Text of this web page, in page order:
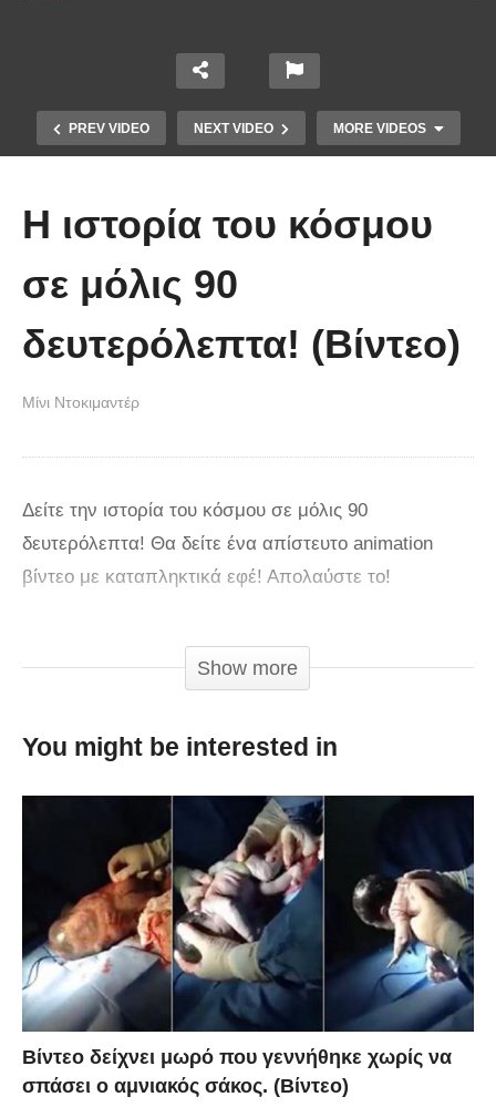
PREV VIDEO NEXT VIDEO MORE VIDEOS
Άκολη: Η ελληνική παραλία με τα
βάθος
Η ιστορία του κόσμου
σε μόλις 90
δευτερόλεπτα! (Βίντεο)
Μίνι Ντοκιμαντέρ
Δείτε την ιστορία του κόσμου σε μόλις 90
δευτερόλεπτα! Θα δείτε ένα απίστευτο animation
βίντεο με καταπληκτικά εφέ! Απολαύστε το!
Show more
You might be interested in
Βίντεο δείχνει μωρό που γεννήθηκε χωρίς να
σπάσει ο αμνιακός σάκος. (Βίντεο)